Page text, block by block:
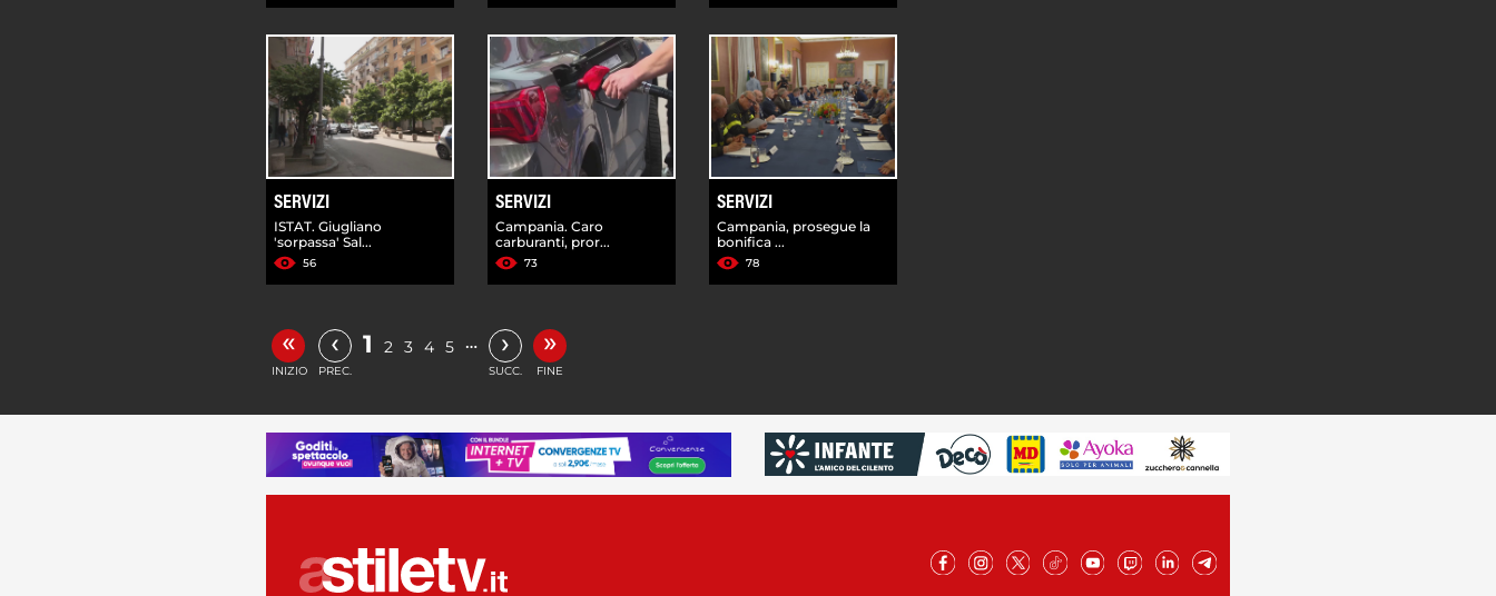
SERVIZI
ISTAT. Giugliano
'sorpassa' Sal...
56
SERVIZI
Campania. Caro
carburanti, pror...
73
SERVIZI
Campania, prosegue la
bonifica ...
78
«
INIZIO
‹
PREC.
1 2 3 4 5 … ›
SUCC.
»
FINE